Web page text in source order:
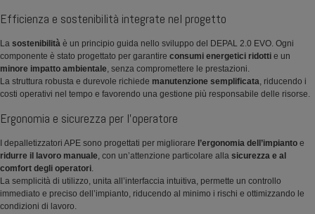
Efficienza e sostenibilità integrate nel progetto
La sostenibilità è un principio guida nello sviluppo del DEPAL 2.0 EVO. Ogni
componente è stato progettato per garantire consumi energetici ridotti e un
minore impatto ambientale, senza compromettere le prestazioni.
La struttura robusta e durevole richiede manutenzione semplificata, riducendo i
costi operativi nel tempo e favorendo una gestione più responsabile delle risorse.
Ergonomia e sicurezza per l’operatore
I depalletizzatori APE sono progettati per migliorare l’ergonomia dell’impianto e
ridurre il lavoro manuale, con un’attenzione particolare alla sicurezza e al
comfort degli operatori.
La semplicità di utilizzo, unita all’interfaccia intuitiva, permette un controllo
immediato e preciso dell’impianto, riducendo al minimo i rischi e ottimizzando le
condizioni di lavoro.